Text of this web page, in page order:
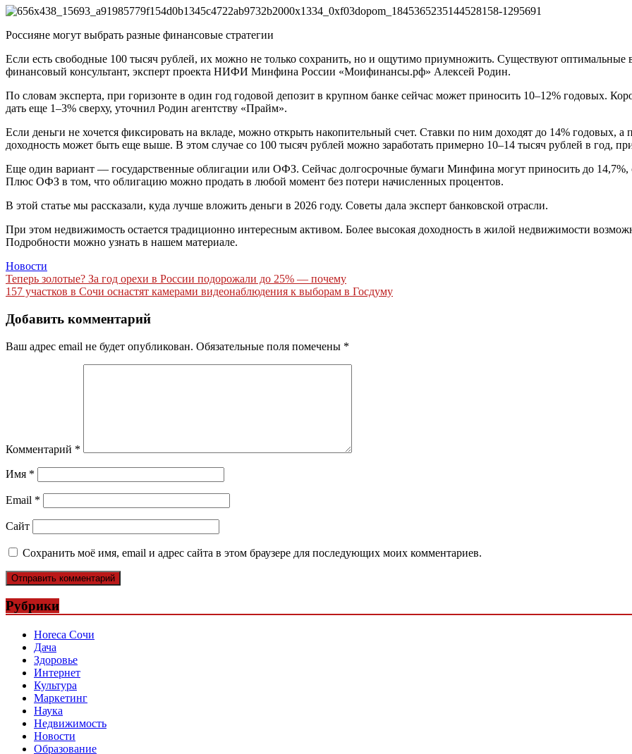
Россияне могут выбрать разные финансовые стратегии
Если есть свободные 100 тысяч рублей, их можно не только сохранить, но и ощутимо приумножить. Существуют
финансовый консультант, эксперт проекта НИФИ Минфина России «Моифинансы.рф» Алексей Родин.
По словам эксперта, при горизонте в один год годовой депозит в крупном банке сейчас может приносить 10–12% годовых.
дать еще 1–3% сверху, уточнил Родин агентству «Прайм».
Если деньги не хочется фиксировать на вкладе, можно открыть накопительный счет. Ставки по ним доходят до 14% годовых,
доходность может быть еще выше. В этом случае со 100 тысяч рублей можно заработать примерно 10–14 тысяч рублей в год,
Еще один вариант — государственные облигации или ОФЗ. Сейчас долгосрочные бумаги Минфина могут приносить до 14,7%,
Плюс ОФЗ в том, что облигацию можно продать в любой момент без потери начисленных процентов.
В этой статье мы рассказали, куда лучше вложить деньги в 2026 году. Советы дала эксперт банковской отрасли.
При этом недвижимость остается традиционно интересным активом. Более высокая доходность в жилой недвижимости
Подробности можно узнать в нашем материале.
Новости
Навигация
по
записям
Теперь золотые? За год орехи в России подорожали до 25% — почему
157 участков в Сочи оснастят камерами видеонаблюдения к выборам в Госдуму
Добавить комментарий
Ваш адрес email не будет опубликован. Обязательные поля помечены *
Комментарий *
Имя *
Email *
Сайт
Сохранить моё имя, email и адрес сайта в этом браузере для последующих моих комментариев.
Рубрики
Horeca Сочи
Дача
Здоровье
Интернет
Культура
Маркетинг
Наука
Недвижимость
Новости
Образование